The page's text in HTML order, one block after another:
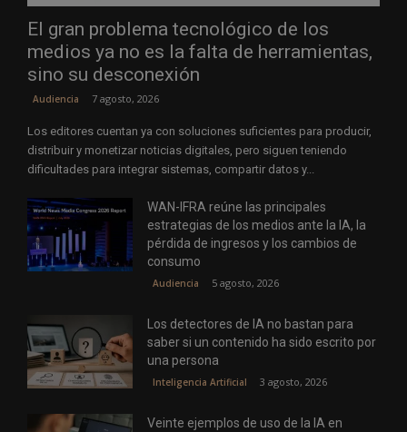
El gran problema tecnológico de los
medios ya no es la falta de herramientas,
sino su desconexión
Audiencia 7 agosto, 2026
Los editores cuentan ya con soluciones suficientes para producir,
distribuir y monetizar noticias digitales, pero siguen teniendo
dificultades para integrar sistemas, compartir datos y...
WAN-IFRA reúne las principales
estrategias de los medios ante la IA, la
pérdida de ingresos y los cambios de
consumo
Audiencia 5 agosto, 2026
Los detectores de IA no bastan para
saber si un contenido ha sido escrito por
una persona
Inteligencia Artificial 3 agosto, 2026
Veinte ejemplos de uso de la IA en